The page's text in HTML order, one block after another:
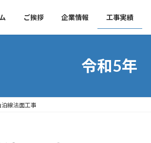
ご挨拶 企業情報 工事実績
令和5年
線法面工事